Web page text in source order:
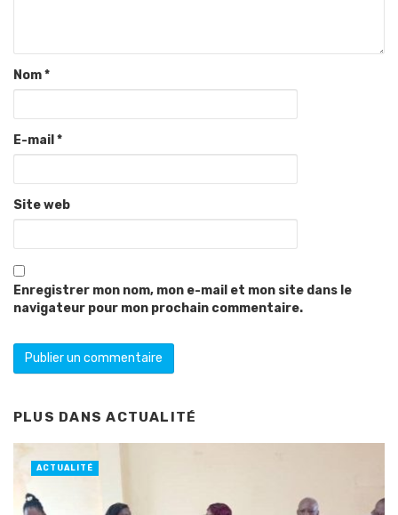
Nom*
E-mail *
Site web
Enregistrer mon nom, mon e-mail et mon site dans le
navigateur pour mon prochain commentaire.
PLUS DANSACTUALITÉ
ACTUALITÉ